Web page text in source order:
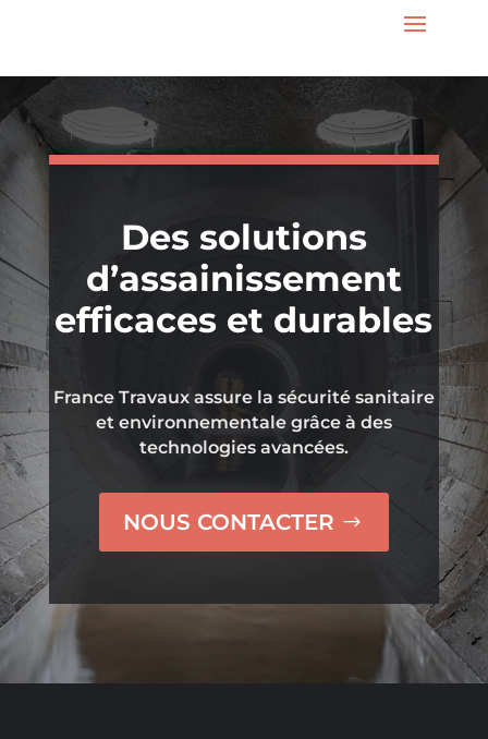
Des solutions
d’assainissement
efficaces et durables
France Travaux assure la sécurité sanitaire
et environnementale grâce à des
technologies avancées.
NOUS CONTACTER